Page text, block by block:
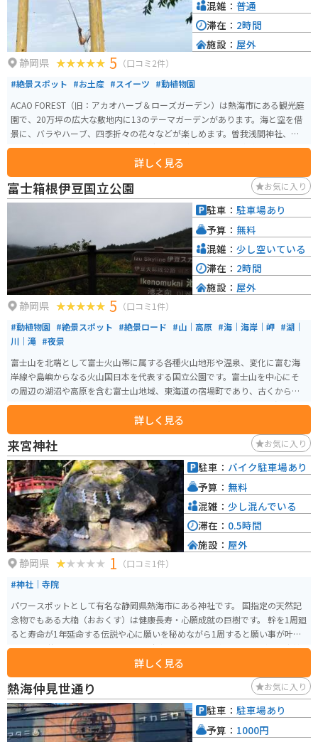
静岡県 5 （口コミ2件）
#絶景スポット #お土産 #スイーツ #動植物園
ACAO FOREST（旧：アカオハーブ＆ローズガーデン）は熱海市にある観光庭
園で、20万坪の広大な敷地内に13のテーマガーデンがあります。海と空を借
景に、バラやハーブ、四季折々の花々などが楽しめます。曽我浅間神社、手
作り体験施設、カフェ、ショッピング施設などもあり、一日中楽しめます。
特に5月上旬から6月中旬のバラのシーズンは必見です。また、「COEDA HOU
SE」という木造建築のカフェもあります。2015年に「優秀庭園賞」を受賞し
ています。
詳しく見る
混雑： 普通
滞在： 2時間
施設： 屋外
富士箱根伊豆国立公園 お気に入り
静岡県 5 （口コミ1件）
#動植物園 #絶景スポット #絶景ロード #山｜高原 #海｜海岸｜岬 #湖｜
川｜滝 #夜景
富士山を北端として富士火山帯に属する各種火山地形や温泉、変化に富む海
岸線や島嶼からなる火山国日本を代表する国立公園です。富士山を中心にそ
の周辺の湖沼や高原を含む富士山地域、東海道の宿場町であり、古くから温
泉地として名高い箱根地域、天城連山と変化に富んだ海岸線、そして温泉が
魅力の伊豆半島地域、今日でも火山活動が活発な島々を含む洋上の火山島か
らなる伊豆諸島地域の4地域に分けられます。いたるところから秀麗な富士山
が眺望でき、首都圏に近いこともあって、日本で来訪者が最も多い国立公園で
す。
詳しく見る
駐車： 駐車場あり
予算： 無料
混雑： 少し空いている
滞在： 2時間
施設： 屋外
来宮神社 お気に入り
静岡県 1 （口コミ1件）
#神社｜寺院
パワースポットとして有名な静岡県熱海市にある神社です。 国指定の天然記
念物でもある大楠（おおくす）は健康長寿・心願成就の巨樹です。 幹を1周廻
ると寿命が1年延命する伝説や心に願いを秘めながら1周すると願い事が叶う
という伝説もあります。 バイク用の駐車場を係員に案内されますが、来宮神
社向かって手前で左折し100m以上登った傾斜地で出入りがしずらく止めにく
い駐車場です。 はっきり言ってバイク乗りの気持ちをわかってない方が決め
たような路面も整備されていない駐車場で最悪です。 神社はパワースポット
として良いと思いましたが、駐車場がとても止めずらく台数も少ないのでツ
ーリングで訪れるのは取り回し技術のある方にオススメします。 初心者や経
験が少ない方だと立ちゴケの心配がつきまとう場所になっています。ご注意
詳しく見る
駐車： バイク駐車場あり
予算： 無料
混雑： 少し混んでいる
滞在： 0.5時間
施設： 屋外
熱海仲見世通り お気に入り
駐車： 駐車場あり
予算： 1000円